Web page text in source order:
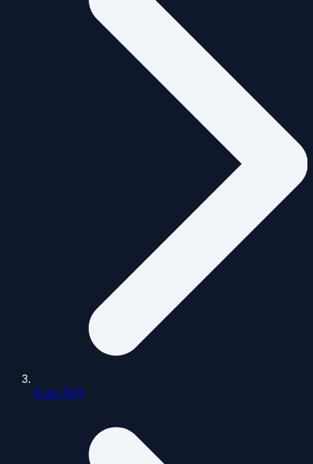
Eure (27)